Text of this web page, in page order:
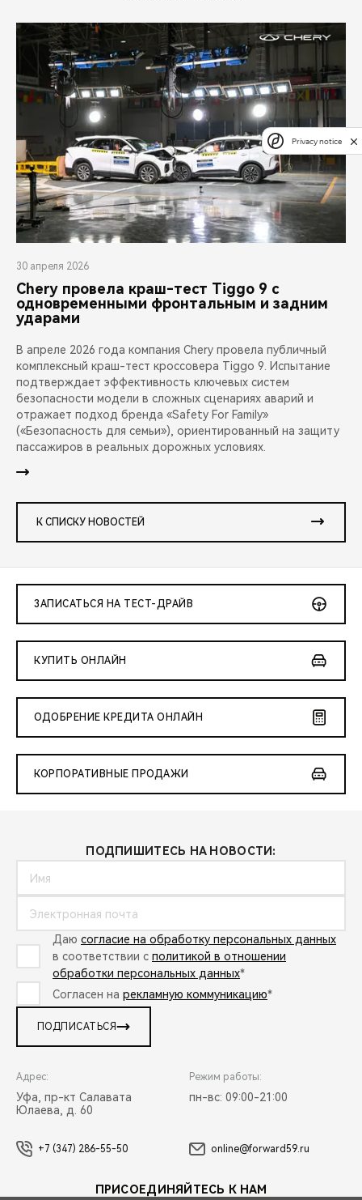
30 апреля 2026
Chery провела краш-тест Tiggo 9 с
одновременными фронтальным и задним
ударами
В апреле 2026 года компания Chery провела публичный
комплексный краш-тест кроссовера Tiggo 9. Испытание
подтверждает эффективность ключевых систем
безопасности модели в сложных сценариях аварий и
отражает подход бренда «Safety For Family»
(«Безопасность для семьи»), ориентированный на защиту
пассажиров в реальных дорожных условиях.
К СПИСКУ НОВОСТЕЙ
ЗАПИСАТЬСЯ НА ТЕСТ-ДРАЙВ
КУПИТЬ ОНЛАЙН
ОДОБРЕНИЕ КРЕДИТА ОНЛАЙН
КОРПОРАТИВНЫЕ ПРОДАЖИ
ПОДПИШИТЕСЬ НА НОВОСТИ:
Даю согласие на обработку персональных данных
в соответствии с политикой в отношении
обработки персональных данных*
Согласен на рекламную коммуникацию*
ПОДПИСАТЬСЯ
Адрес:
Уфа, пр-кт Салавата
Юлаева, д. 60
Режим работы:
пн-вс: 09:00-21:00
+7 (347) 286-55-50 online@forward59.ru
ПРИСОЕДИНЯЙТЕСЬ К НАМ
Privacy notice